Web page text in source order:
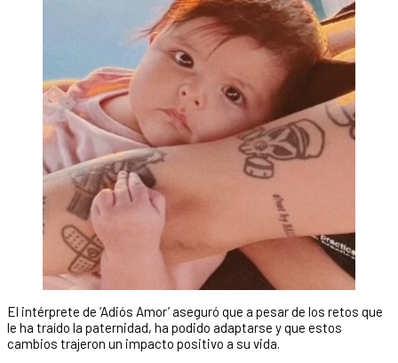
El intérprete de ‘Adiós Amor’ aseguró que a pesar de los retos que
le ha traído la paternidad, ha podido adaptarse y que estos
cambios trajeron un impacto positivo a su vida.